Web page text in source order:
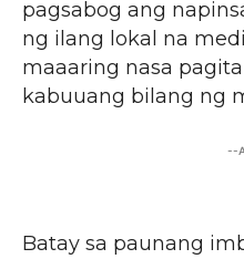
pagsabog ang
ng ilang lokal na
maaaring nasa
kabuuang bilang ng
--
Batay sa paunang